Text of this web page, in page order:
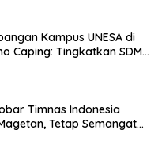
Kampus UNESA di
Caping: Tingkatkan SDM
Timnas Indonesia
Tetap Semangat